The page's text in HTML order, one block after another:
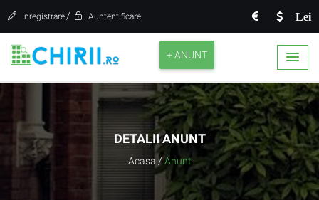
Lei
Inregistrare / Auntentificare
+ ANUNT
DETALII ANUNT
Acasa / Anunt